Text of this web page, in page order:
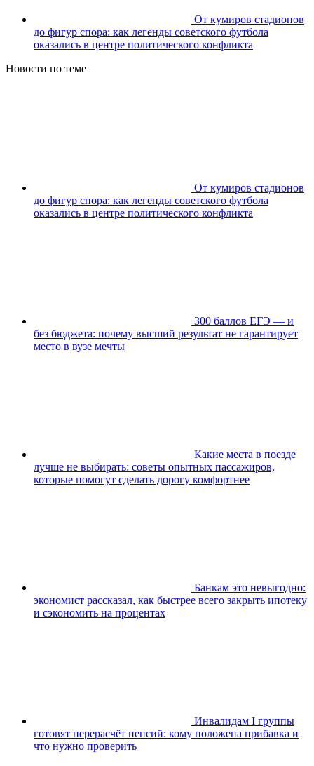
От кумиров стадионов
до фигур спора: как легенды советского футбола
оказались в центре политического конфликта
Новости по теме
От кумиров стадионов
до фигур спора: как легенды советского футбола
оказались в центре политического конфликта
300 баллов ЕГЭ — и
без бюджета: почему высший результат не гарантирует
место в вузе мечты
Какие места в поезде
лучше не выбирать: советы опытных пассажиров,
которые помогут сделать дорогу комфортнее
Банкам это невыгодно:
экономист рассказал, как быстрее всего закрыть ипотеку
и сэкономить на процентах
Инвалидам I группы
готовят перерасчёт пенсий: кому положена прибавка и
что нужно проверить